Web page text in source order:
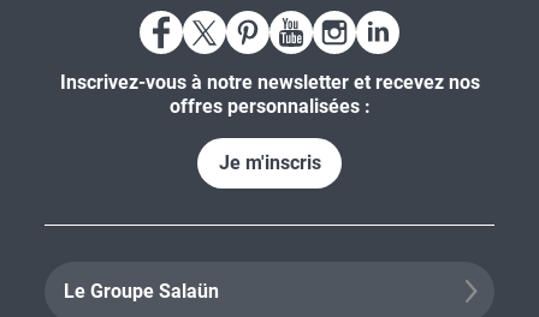
Inscrivez-vous à notre newsletter et recevez nos
offres personnalisées :
Je m'inscris
Le Groupe Salaün